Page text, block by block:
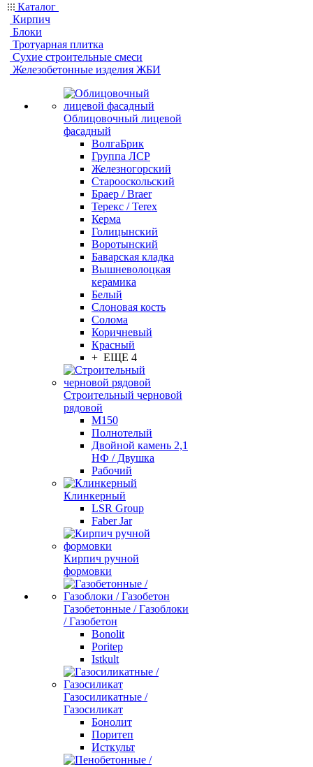
Каталог
Кирпич
Блоки
Тротуарная плитка
Сухие строительные смеси
Железобетонные изделия ЖБИ
Облицовочный лицевой
фасадный
ВолгаБрик
Группа ЛСР
Железногорский
Старооскольский
Браер / Braer
Терекс / Terex
Керма
Голицынский
Воротынский
Баварская кладка
Вышневолоцкая
керамика
Белый
Слоновая кость
Солома
Коричневый
Красный
+ ЕЩЕ 4
Строительный черновой
рядовой
М150
Полнотелый
Двойной камень 2,1
НФ / Двушка
Рабочий
Клинкерный
LSR Group
Faber Jar
Кирпич ручной
формовки
Газобетонные / Газоблоки
/ Газобетон
Bonolit
Poritep
Istkult
Газосиликатные /
Газосиликат
Бонолит
Поритеп
Исткульт